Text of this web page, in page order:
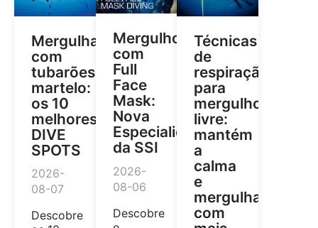
Mergulhar
com
tubarões-
martelo:
os 10
melhores
DIVE
SPOTS
2026-
08-07
Descobre
Mergulho
com
Full
Face
Mask:
Nova
Especialidade
da SSI
2026-
08-06
Descobre
Técnicas
de
respiração
para
mergulho
livre:
mantém
a
calma
e
mergulha
com